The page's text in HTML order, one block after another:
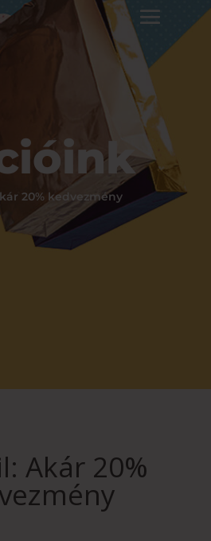
20% kedvezmény
Akár 20%